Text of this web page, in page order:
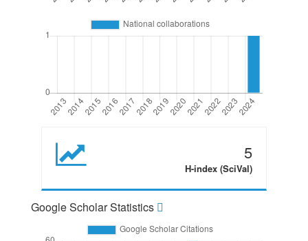
5
H-index (SciVal)
Google Scholar Statistics